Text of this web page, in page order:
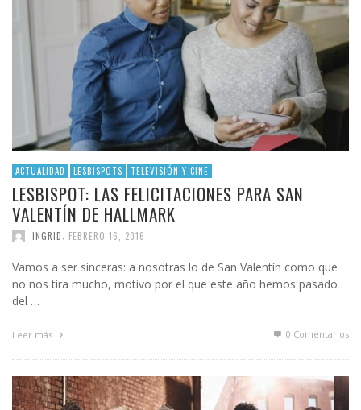
ACTUALIDAD LESBISPOTS TELEVISIÓN Y CINE
LESBISPOT: LAS FELICITACIONES PARA SAN
VALENTÍN DE HALLMARK
INGRID FEBRERO 16, 2016
Vamos a ser sinceras: a nosotras lo de San Valentín como que
no nos tira mucho, motivo por el que este año hemos pasado
del …
Leer más 0 Comentarios